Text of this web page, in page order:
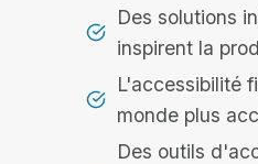
Des solutions
inspirent la
L'accessibilité
monde plus
Des outils